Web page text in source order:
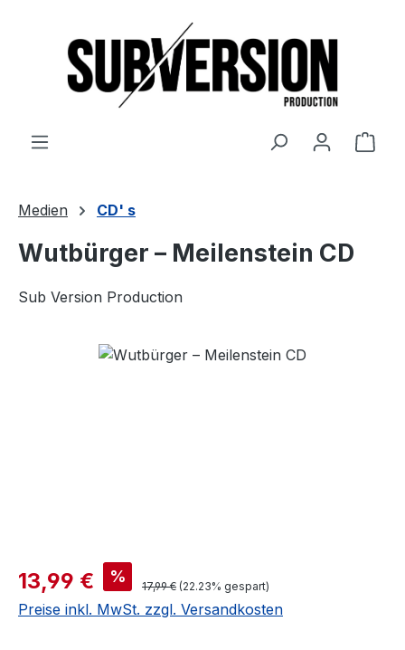
Medien CD' s
Wutbürger – Meilenstein CD
Sub Version Production
Bildergalerie überspringen
Verkaufspreis:
13,99 € % Regulärer Preis:
17,99 € (22.23% gespart)
Preise inkl. MwSt. zzgl. Versandkosten